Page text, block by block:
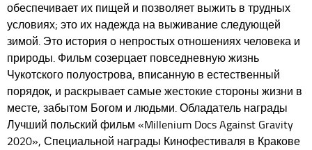
обеспечивает их пищей и позволяет выжить в трудных
условиях; это их надежда на выживание следующей
зимой. Это история о непростых отношениях человека и
природы. Фильм созерцает повседневную жизнь
Чукотского полуострова, вписанную в естественный
порядок, и раскрывает самые жестокие стороны жизни в
месте, забытом Богом и людьми. Обладатель награды
Лучший польский фильм «Millenium Docs Against Gravity
2020», Специальной награды Кинофестиваля в Кракове